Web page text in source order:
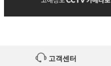
고객센터